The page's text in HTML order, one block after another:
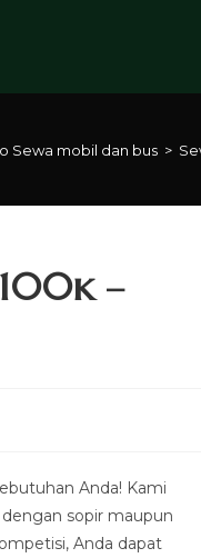
Sewa mobil dan bus >
–
Anda! Kami
sopir maupun
Anda dapat